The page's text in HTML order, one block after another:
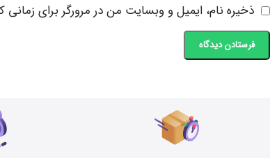
ذخیره نام، ایمیل و وبسایت من در مرورگر برای